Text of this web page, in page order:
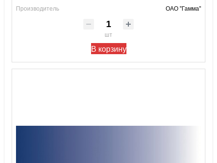
Производитель ОАО "Гамма"
шт
В корзину